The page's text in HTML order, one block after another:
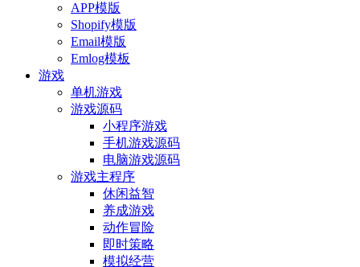
APP模版
Shopify模版
Email模版
Emlog模板
游戏
单机游戏
游戏源码
小程序游戏
手机游戏源码
电脑游戏源码
游戏主程序
休闲益智
养成游戏
动作冒险
即时策略
模拟经营